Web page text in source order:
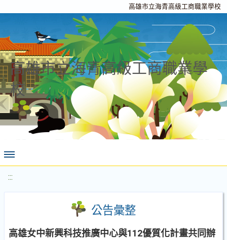
高雄市立海青高級工商職業學校
高雄市立海青高級工商職業學
校
:::
公告彙整
高雄女中新興科技推廣中心與112優質化計畫共同辦